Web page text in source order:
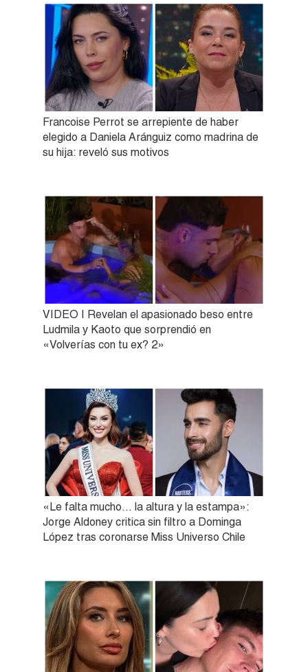
Francoise Perrot se arrepiente de haber
elegido a Daniela Aránguiz como madrina de
su hija: reveló sus motivos
VIDEO | Revelan el apasionado beso entre
Ludmila y Kaoto que sorprendió en
«Volverías con tu ex? 2»
«Le falta mucho… la altura y la estampa»:
Jorge Aldoney critica sin filtro a Dominga
López tras coronarse Miss Universo Chile